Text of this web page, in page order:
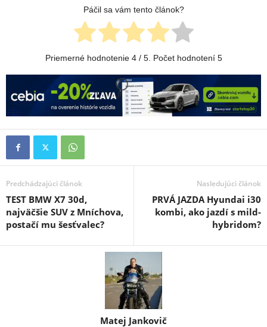
Páčil sa vám tento článok?
Priemerné hodnotenie 4/ 5. Počet hodnotení 5
Predchádzajúci článok
TEST BMW X7 30d,
najväčšie SUV z Mníchova,
postačí mu šesťvalec?
Nasledujúci článok
PRVÁ JAZDA Hyundai i30
kombi, ako jazdí s mild-
hybridom?
Matej Jankovič